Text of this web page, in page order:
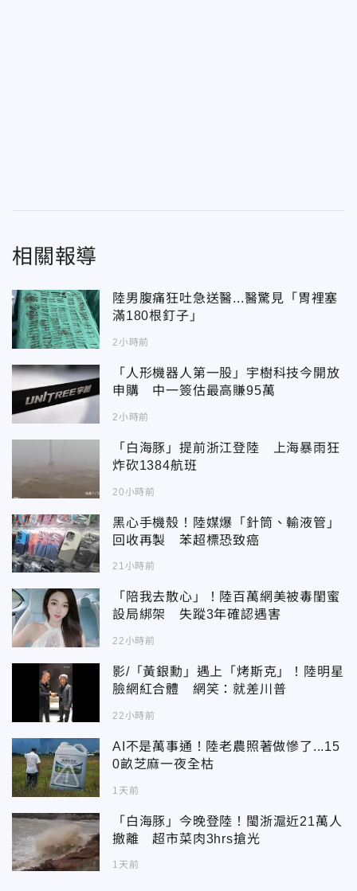
相關報導
陸男腹痛狂吐急送醫...醫驚見「胃裡塞
滿180根釘子」
2小時前
「人形機器人第一股」宇樹科技今開放
申購 中一簽估最高賺95萬
2小時前
「白海豚」提前浙江登陸 上海暴雨狂
炸砍1384航班
20小時前
黑心手機殼！陸媒爆「針筒、輸液管」
回收再製 苯超標恐致癌
21小時前
「陪我去散心」！陸百萬網美被毒閨蜜
設局綁架 失蹤3年確認遇害
22小時前
影/「黃銀勳」遇上「烤斯克」！陸明星
臉網紅合體 網笑：就差川普
22小時前
AI不是萬事通！陸老農照著做慘了...15
0畝芝麻一夜全枯
1天前
「白海豚」今晚登陸！閩浙滬近21萬人
撤離 超市菜肉3hrs搶光
1天前